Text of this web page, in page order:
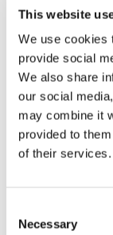
This website
We use cookies
provide social
We also share
our social
may combine it
provided to
of their services.
Selection
Necessary
verksamhet och
nöjda. Genom
bidrar Agronic
främja en mer
Samarbetet